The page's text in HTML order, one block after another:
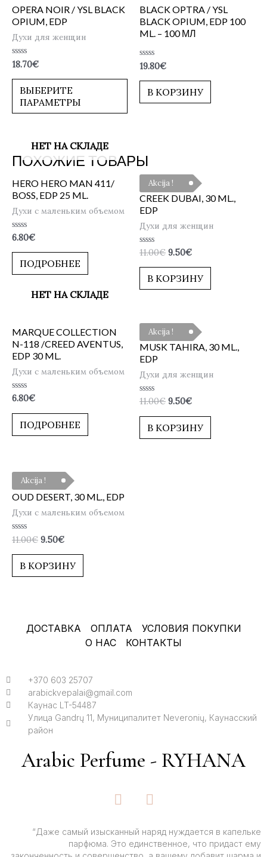
OPERA NOIR / YSL BLACK
OPIUM, EDP
Духи для женщин
Оценка
из
18.70€
ВЫБЕРИТЕ
ПАРАМЕТРЫ
BLACK OPTRA / YSL
BLACK OPIUM, EDP 100
ML. – 100 МЛ
Оценка
из
19.80€
В КОРЗИНУ
ПОХОЖИЕ ТОВАРЫ
НЕТ НА СКЛАДЕ
HERO HERO MAN 411/
BOSS, EDP 25 ML.
Духи с маленьким объемом
Оценка
из
6.80€
ПОДРОБНЕЕ
Akcija !
CREEK DUBAI, 30 ML.,
EDP
Духи для женщин
Оценка
из
11.00€ 9.50€
В КОРЗИНУ
НЕТ НА СКЛАДЕ
MARQUE COLLECTION
N-118 /CREED AVENTUS,
EDP 30 ML.
Духи с маленьким объемом
Оценка
из
6.80€
ПОДРОБНЕЕ
Akcija !
MUSK TAHIRA, 30 ML.,
EDP
Духи для женщин
Оценка
из
11.00€ 9.50€
В КОРЗИНУ
Akcija !
OUD DESERT, 30 ML., EDP
Духи с маленьким объемом
Оценка
из
11.00€ 9.50€
В КОРЗИНУ
ДОСТАВКА ОПЛАТА
УСЛОВИЯ ПОКУПКИ
О НАС
КОНТАКТЫ
+370 603 25707
arabickvepalai@gmail.com
Каунас LT-54487
Улица Gandrų 11, Муниципалитет Neveronių, Каунасский
район
Arabic Perfume - RYHANA
F
a
e
b
I
n
t
a
“Даже самый изысканный наряд нуждается в капельке
парфюма. Это единственное, что придаст ему